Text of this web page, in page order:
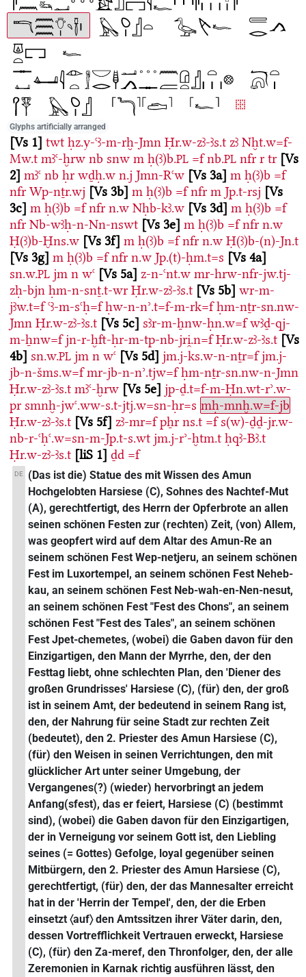
Glyphs artificially arranged
Vs 1 twt ḥz.y-ꜥꜣ-m-rḫ-Jmn Ḥr.w-zꜣ-ꜣs.t zꜣ Nḫt.w=f-
Mw.t mꜣꜥ-ḫrw nb snw m ḥ(ꜣ)b.PL =f nb.PL nfr r tr Vs
2 mꜣꜥ nb ḥr wḏḥ.w n.j Jmn-Rꜥw Vs 3a m ḥ(ꜣ)b =f
nfr Wp-nṯr.wj Vs 3b m ḥ(ꜣ)b =f nfr m Jp.t-rsj Vs
3c m ḥ(ꜣ)b =f nfr n.w Nḥb-kꜣ.w Vs 3d m ḥ(ꜣ)b =f
nfr Nb-wꜣḥ-n-Nn-nswt Vs 3e m ḥ(ꜣ)b =f nfr n.w
Ḥ(ꜣ)b-Ḫns.w Vs 3f m ḥ(ꜣ)b =f nfr n.w Ḥ(ꜣ)b-(n)-Jn.t
Vs 3g m ḥ(ꜣ)b =f nfr n.w Jp.(t)-ḥm.t=s Vs 4a
sn.w.PL jm n wꜥ Vs 5a z-n-ꜥnt.w mr-hrw-nfr-jw.tj-
zḥ-bjn ḥm-n-snṯ.t-wr Ḥr.w-zꜣ-ꜣs.t Vs 5b wr-m-
jꜣw.t=f ꜥꜣ-m-sꜥḥ=f ḥw-n-nʾ.t=f-m-rk=f ḥm-nṯr-sn.nw-
Jmn Ḥr.w-zꜣ-ꜣs.t Vs 5c sꜣr-m-ẖnw-ḥn.w=f wꜣḏ-qj-
m-ẖnw=f jn-r-ḫft-ḥr-m-tp-nb-jri̯.n=f Ḥr.w-zꜣ-ꜣs.t Vs
4b sn.w.PL jm n wꜥ Vs 5d jm.j-ks.w-n-nṯr=f jm.j-
jb-n-šms.w=f mr-jb-n-nʾ.tjw=f ḥm-nṯr-sn.nw-n-Jmn
Ḥr.w-zꜣ-ꜣs.t mꜣꜥ-ḫrw Vs 5e jp-ḏ.t=f-m-Ḥn.wt-rʾ.w-
pr smnḫ-jwꜥ.ww-s.t-jtj.w=sn-ḥr=s mḥ-mnḫ.w=f-jb
Ḥr.w-zꜣ-ꜣs.t Vs 5f zꜣ-mr=f pẖr ns.t =f s(w)-ḏḏ-jr.w-
nb-r-ꜥḥꜥ.w=sn-m-Jp.t-s.wt jm.j-rʾ-ḫtm.t ḥqꜣ-Bꜣ.t
Ḥr.w-zꜣ-ꜣs.t liS 1 ḏd =f
DE
(Das ist die) Statue des mit Wissen des Amun
Hochgelobten Harsiese (C), Sohnes des Nachtef-Mut
(A), gerechtfertigt, des Herrn der Opferbrote an allen
seinen schönen Festen zur (rechten) Zeit, (von) Allem,
was geopfert wird auf dem Altar des Amun-Re an
seinem schönen Fest Wep-netjeru, an seinem schönen
Fest im Luxortempel, an seinem schönen Fest Neheb-
kau, an seinem schönen Fest Neb-wah-en-Nen-nesut,
an seinem schönen Fest "Fest des Chons", an seinem
schönen Fest "Fest des Tales", an seinem schönen
Fest Jpet-chemetes, (wobei) die Gaben davon für den
Einzigartigen, den Mann der Myrrhe, den, der den
Festtag liebt, ohne schlechten Plan, den 'Diener des
großen Grundrisses' Harsiese (C), (für) den, der groß
ist in seinem Amt, der bedeutend in seinem Rang ist,
den, der Nahrung für seine Stadt zur rechten Zeit
(bedeutet), den 2. Priester des Amun Harsiese (C),
(für) den Weisen in seinen Verrichtungen, den mit
glücklicher Art unter seiner Umgebung, der
Vergangenes(?) (wieder) hervorbringt an jedem
Anfang(sfest), das er feiert, Harsiese (C) (bestimmt
sind), (wobei) die Gaben davon für den Einzigartigen,
der in Verneigung vor seinem Gott ist, den Liebling
seines (= Gottes) Gefolge, loyal gegenüber seinen
Mitbürgern, den 2. Priester des Amun Harsiese (C),
gerechtfertigt, (für) den, der das Mannesalter erreicht
hat in der 'Herrin der Tempel', den, der die Erben
einsetzt 〈auf〉 den Amtssitzen ihrer Väter darin, den,
dessen Vortrefflichkeit Vertrauen erweckt, Harsiese
(C), (für) den Za-meref, den Thronfolger, den, der alle
Zeremonien in Karnak richtig ausführen lässt, den